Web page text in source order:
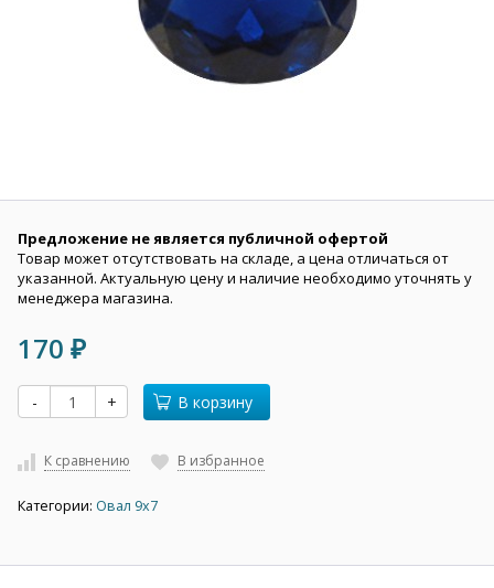
Предложение не является публичной офертой
Товар может отсутствовать на складе, а цена отличаться от
указанной. Актуальную цену и наличие необходимо уточнять у
менеджера магазина.
170 ₽
- + В корзину
К сравнению В избранное
Категории: Овал 9х7